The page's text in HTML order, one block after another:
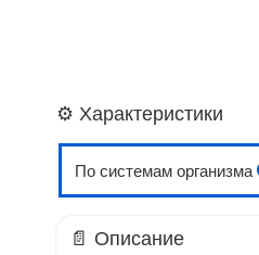
⚙️ Характеристики
По системам организма
📄 Описание